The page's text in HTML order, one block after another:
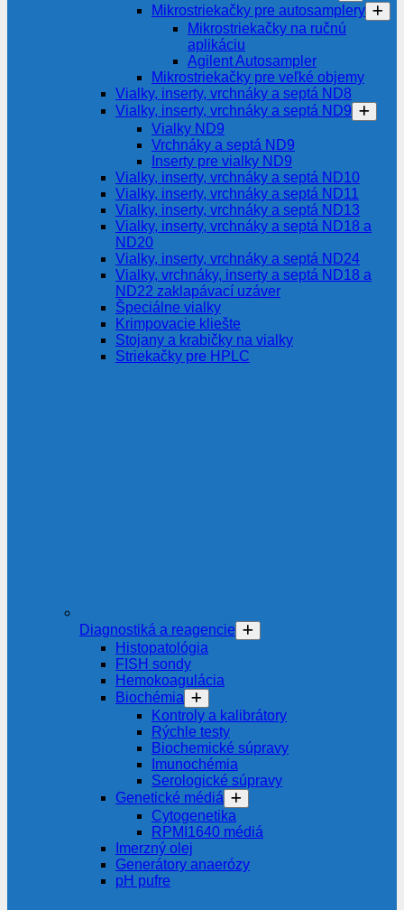
Mikrostriekačky pre autosamplery
Mikrostriekačky na ručnú
aplikáciu
Agilent Autosampler
Mikrostriekačky pre veľké objemy
Vialky, inserty, vrchnáky a septá ND8
Vialky, inserty, vrchnáky a septá ND9
Vialky ND9
Vrchnáky a septá ND9
Inserty pre vialky ND9
Vialky, inserty, vrchnáky a septá ND10
Vialky, inserty, vrchnáky a septá ND11
Vialky, inserty, vrchnáky a septá ND13
Vialky, inserty, vrchnáky a septá ND18 a
ND20
Vialky, inserty, vrchnáky a septá ND24
Vialky, vrchnáky, inserty a septá ND18 a
ND22 zaklapávací uzáver
Špeciálne vialky
Krimpovacie kliešte
Stojany a krabičky na vialky
Striekačky pre HPLC
Diagnostiká a reagencie
Histopatológia
FISH sondy
Hemokoagulácia
Biochémia
Kontroly a kalibrátory
Rýchle testy
Biochemické súpravy
Imunochémia
Serologické súpravy
Genetické médiá
Cytogenetika
RPMI1640 médiá
Imerzný olej
Generátory anaerózy
pH pufre